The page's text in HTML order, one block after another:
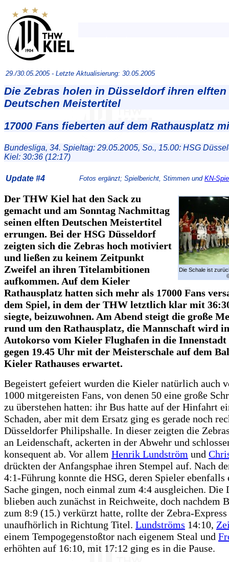
29./30.05.2005 - Letzte Aktualisierung: 30.05.2005
Die Zebras holen in Düsseldorf ihren elften
Deutschen Meistertitel
17000 Fans fieberten auf dem Rathausplatz
Bundesliga, 34. Spieltag: 29.05.2005, So., 15.00: HSG
Kiel: 30:36 (12:17)
Update #4 Fotos ergänzt; Spielbericht, Stimmen und KN-
Die Schale ist
Der THW Kiel hat den Sack zu
gemacht und am Sonntag Nachmittag
seinen elften Deutschen Meistertitel
errungen. Bei der HSG Düsseldorf
zeigten sich die Zebras hoch motiviert
und ließen zu keinem Zeitpunkt
Zweifel an ihren Titelambitionen
aufkommen. Auf dem Kieler
Rathausplatz hatten sich mehr als 17000 Fans
dem Spiel, in dem der THW letztlich klar mit
siegte, beizuwohnen. Am Abend steigt die große
rund um den Rathausplatz, die Mannschaft wird
Autokorso vom Kieler Flughafen in die
gegen 19.45 Uhr mit der Meisterschale auf dem
Kieler Rathauses erwartet.
Begeistert gefeiert wurden die Kieler natürlich auch
1000 mitgereisten Fans, von denen 50 eine große
zu überstehen hatten: ihr Bus hatte auf der Hinfahrt
Schaden, aber mit dem Ersatz ging es gerade noch
Düsseldorfer Philipshalle. In dieser zeigten die
an Leidenschaft, ackerten in der Abwehr und
konsequent ab. Vor allem Henrik Lundström und
drückten der Anfangsphae ihren Stempel auf. Nach
4:1-Führung konnte die HSG, deren Spieler ebenfalls
Sache gingen, noch einmal zum 4:4 ausgleichen. Die
blieben auch zunächst in Reichweite, doch nachdem
zum 8:9 (15.) verkürzt hatte, rollte der Zebra-Express
unaufhörlich in Richtung Titel. Lundströms 14:10,
einem Tempogegenstoßtor nach eigenem Steal und
erhöhten auf 16:10, mit 17:12 ging es in die Pause.